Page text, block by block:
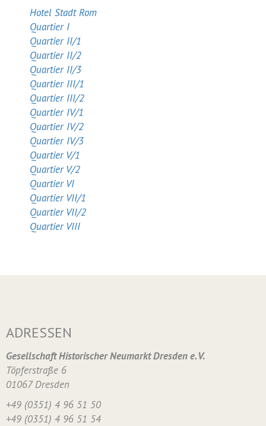
Hotel Stadt Rom
Quartier I
Quartier II/1
Quartier II/2
Quartier II/3
Quartier III/1
Quartier III/2
Quartier IV/1
Quartier IV/2
Quartier IV/3
Quartier V/1
Quartier V/2
Quartier VI
Quartier VII/1
Quartier VII/2
Quartier VIII
ADRESSEN
Gesellschaft Historischer Neumarkt Dresden e. V.
Töpferstraße 6
01067 Dresden
+49 (0351) 4 96 51 50
+49 (0351) 4 96 51 54